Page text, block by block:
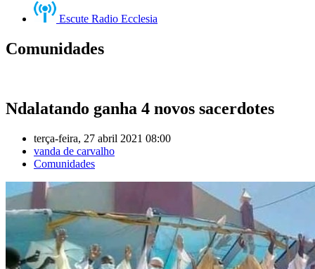
Escute Radio Ecclesia
Comunidades
Ndalatando ganha 4 novos sacerdotes
terça-feira, 27 abril 2021 08:00
vanda de carvalho
Comunidades